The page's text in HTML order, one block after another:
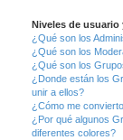
Niveles de usuario
¿Qué son los
¿Qué son los
¿Qué son los
¿Donde están los
unir a ellos?
¿Cómo me
¿Por qué algunos
diferentes colores?